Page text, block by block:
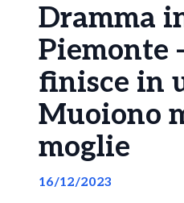
Dramma
Piemonte
finisce in
Muoiono
moglie
16/12/2023